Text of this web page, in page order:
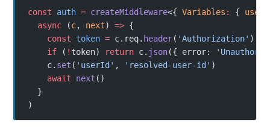
const auth = createMiddleware<{ Variables : {
  async
(c, next) => {
    const
token = c.req. header( 'Authorization' )
    if
( ! token) return c. json({ error:
    c.
set ( 'userId' , 'resolved-user-id' )
    await
next ()
  }
)